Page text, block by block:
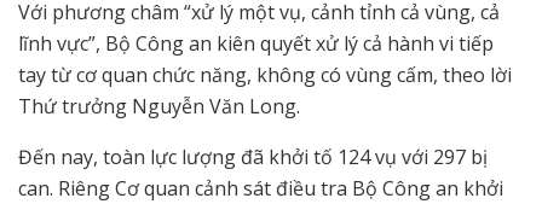
Với phương châm “xử lý một vụ, cảnh tỉnh cả vùng, cả
lĩnh vực”, Bộ Công an kiên quyết xử lý cả hành vi tiếp
tay từ cơ quan chức năng, không có vùng cấm, theo lời
Thứ trưởng Nguyễn Văn Long.
Đến nay, toàn lực lượng đã khởi tố 124 vụ với 297 bị
can. Riêng Cơ quan cảnh sát điều tra Bộ Công an khởi